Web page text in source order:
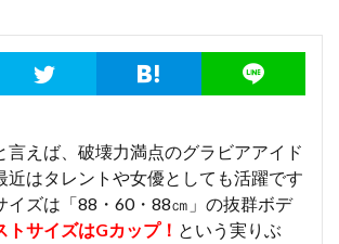
言えば、破壊力満点のグラビアアイド
近はタレントや女優としても活躍です
イズは「88・60・88㎝」の抜群ボデ
トサイズはGカップ！ という実りぶ